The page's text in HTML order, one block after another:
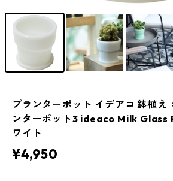
プランターポット イデアコ 鉢植え
ンターポット3 ideaco Milk
ワイト
¥4,950